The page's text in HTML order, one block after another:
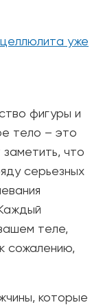
уже
фигуры и
тело – это
что
серьезных
теле,
сожалению,
которые